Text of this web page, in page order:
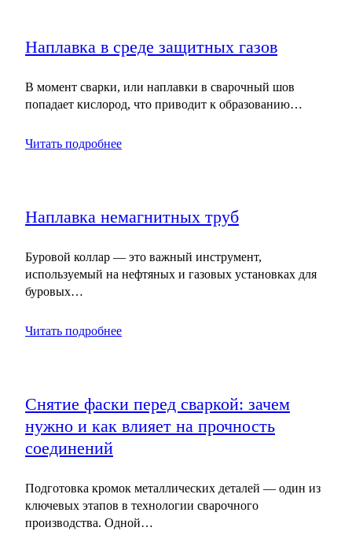
Наплавка в среде защитных газов
В момент сварки, или наплавки в сварочный шов
попадает кислород, что приводит к образованию…
Читать подробнее
Наплавка немагнитных труб
Буровой коллар — это важный инструмент,
используемый на нефтяных и газовых установках для
буровых…
Читать подробнее
Снятие фаски перед сваркой: зачем
нужно и как влияет на прочность
соединений
Подготовка кромок металлических деталей — один из
ключевых этапов в технологии сварочного
производства. Одной…